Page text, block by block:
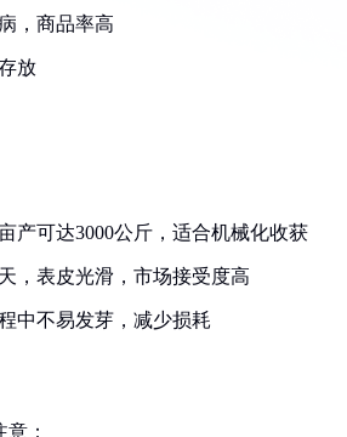
，商品率高
放
产可达3000公斤，适合机械化收获
，表皮光滑，市场接受度高
中不易发芽，减少损耗
：